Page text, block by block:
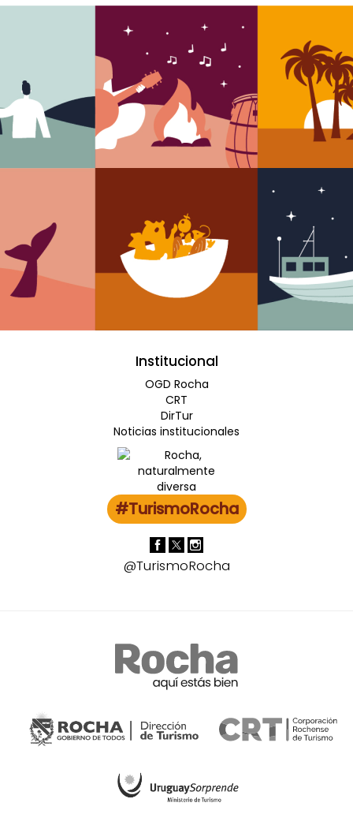
Institucional
OGD Rocha
CRT
DirTur
Noticias institucionales
#TurismoRocha
@TurismoRocha